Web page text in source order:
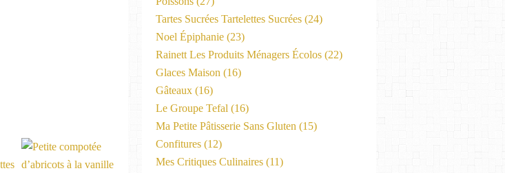
Tartes Sucrées Tartelettes Sucrées (24)
Noel Épiphanie (23)
Rainett Les Produits Ménagers Écolos (22)
Glaces Maison (16)
Gâteaux (16)
Le Groupe Tefal (16)
Ma Petite Pâtisserie Sans Gluten (15)
Confitures (12)
Mes Critiques Culinaires (11)